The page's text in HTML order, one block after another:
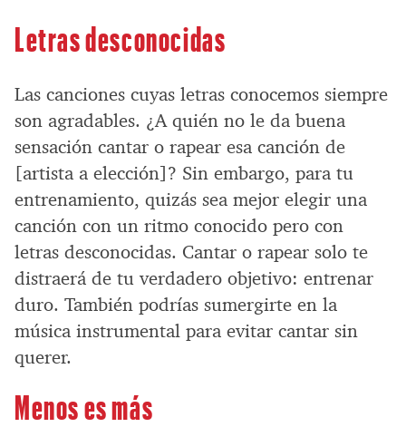
Letras desconocidas
Las canciones cuyas letras conocemos siempre
son agradables. ¿A quién no le da buena
sensación cantar o rapear esa canción de
[artista a elección]? Sin embargo, para tu
entrenamiento, quizás sea mejor elegir una
canción con un ritmo conocido pero con
letras desconocidas. Cantar o rapear solo te
distraerá de tu verdadero objetivo: entrenar
duro. También podrías sumergirte en la
música instrumental para evitar cantar sin
querer.
Menos es más